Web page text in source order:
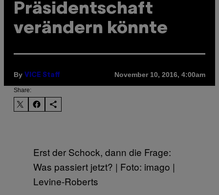
Präsidentschaft
verändern könnte
By VICE Staff November 10, 2016, 4:00am
Share:
Erst der Schock, dann die Frage:
Was passiert jetzt? | Foto: imago |
Levine-Roberts